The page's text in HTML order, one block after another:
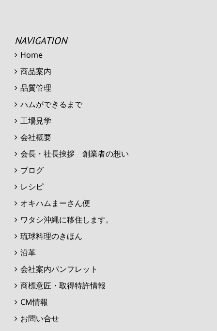
NAVIGATION
Home
商品案内
品質管理
ハムができるまで
工場見学
会社概要
会長・社長挨拶 創業者の想い
ブログ
レシピ
オキハムまーさん便
ワタシ沖縄に移住します。
琉球料理のきほん
沿革
会社案内パンフレット
商標意匠・取得特許情報
CM情報
お問い合せ